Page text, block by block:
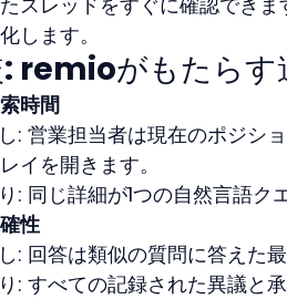
します。
remioがもたらす
時間
: 営業担当者は現在のポジシ
イを開きます。
: 同じ詳細が1つの自然言語ク
性
: 回答は類似の質問に答えた最
: すべての記録された異議と